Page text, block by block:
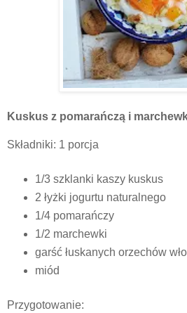
Kuskus z pomarańczą i
Składniki: 1 porcja
1/3 szklanki kaszy kuskus
2 łyżki jogurtu naturalnego
1/4 pomarańczy
1/2 marchewki
garść łuskanych orzechów
miód
Przygotowanie: